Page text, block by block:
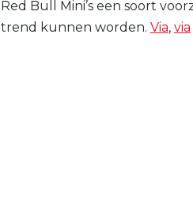
Red Bull Mini’s een soort
trend kunnen worden. Via, via